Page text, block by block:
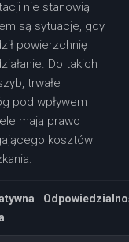
nie stanowią
są sytuacje, gdy
powierzchnię
Do takich
trwałe
pod wpływem
mają prawo
kosztów